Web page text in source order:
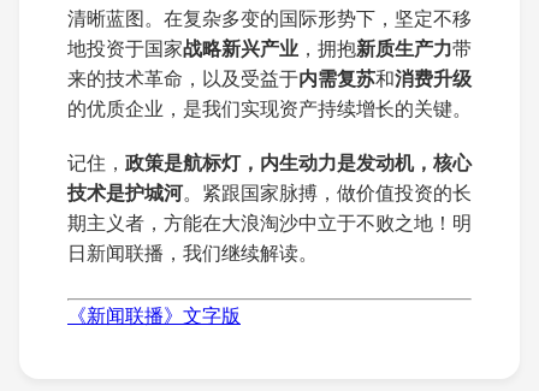
清晰蓝图。在复杂多变的国际形势下，坚定不移
地投资于国家战略新兴产业 ，拥抱新质生产力带
来的技术革命，以及受益于内需复苏和消费升级
的优质企业，是我们实现资产持续增长的关键。
记住， 政策是航标灯，内生动力是发动机，核心
技术是护城河。紧跟国家脉搏，做价值投资的长
期主义者，方能在大浪淘沙中立于不败之地！明
日新闻联播，我们继续解读。
《新闻联播》文字版